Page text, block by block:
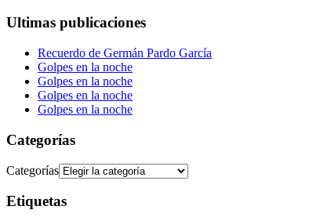
Ultimas publicaciones
Recuerdo de Germán Pardo García
Golpes en la noche
Golpes en la noche
Golpes en la noche
Golpes en la noche
Categorías
Categorías
Etiquetas